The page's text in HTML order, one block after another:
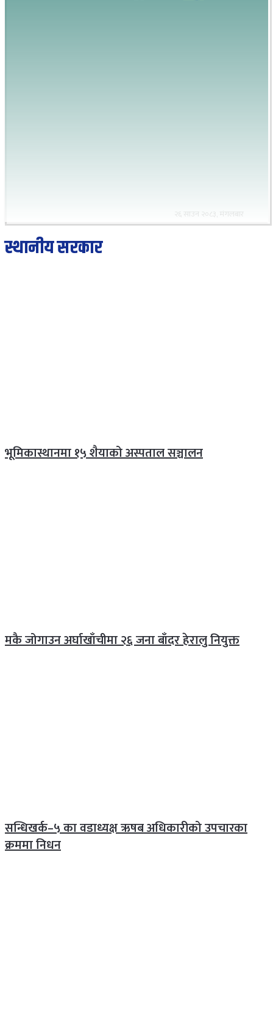
२६ साउन २०८३, मंगलबार
स्थानीय सरकार
भूमिकास्थानमा १५ शैयाको अस्पताल सञ्चालन
मकै जोगाउन अर्घाखाँचीमा २६ जना बाँदर हेरालु नियुक्त
सन्धिखर्क–५ का वडाध्यक्ष ऋषब अधिकारीको उपचारका
क्रममा निधन